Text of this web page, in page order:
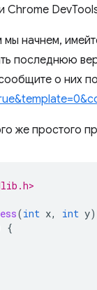
Chrome
начнем,
последнюю
о них
же простого
(int x, int y)
{